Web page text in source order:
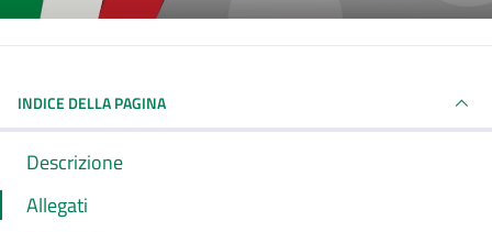
INDICE DELLA PAGINA
Descrizione
Allegati